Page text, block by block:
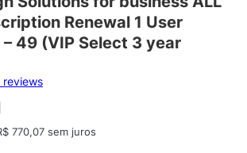
Renewal 1 User
– 49 (VIP Select 3 year
reviews
770,07 sem juros